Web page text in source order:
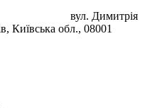
вул. Димитрія
Київська обл., 08001